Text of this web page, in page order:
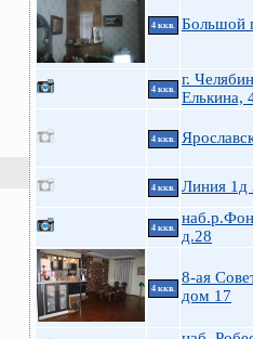
4 ккв. Большой
4 ккв.
г.
Елькина,
4 ккв.
4 ккв. Линия 1д
4 ккв.
д.28
4 ккв.
8-ая
дом 17